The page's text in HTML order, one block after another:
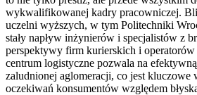
wykwalifikowanej kadry pracowniczej.
uczelni wyższych, w tym Politechniki
stały napływ inżynierów i specjalistów z
perspektywy firm kurierskich i operatorów
centrum logistyczne pozwala na efektywną
zaludnionej aglomeracji, co jest kluczowe
oczekiwań konsumentów względem